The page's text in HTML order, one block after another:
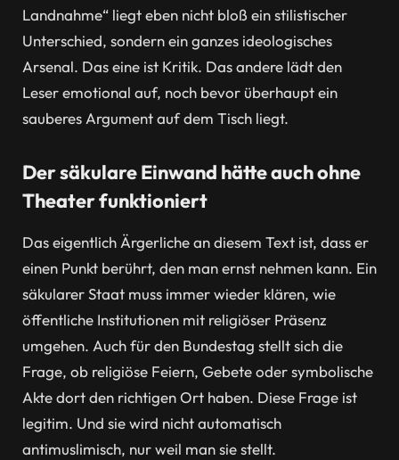
Landnahme“ liegt eben nicht bloß ein stilistischer
Unterschied, sondern ein ganzes ideologisches
Arsenal. Das eine ist Kritik. Das andere lädt den
Leser emotional auf, noch bevor überhaupt ein
sauberes Argument auf dem Tisch liegt.
Der säkulare Einwand hätte auch ohne
Theater funktioniert
Das eigentlich Ärgerliche an diesem Text ist, dass er
einen Punkt berührt, den man ernst nehmen kann. Ein
säkularer Staat muss immer wieder klären, wie
öffentliche Institutionen mit religiöser Präsenz
umgehen. Auch für den Bundestag stellt sich die
Frage, ob religiöse Feiern, Gebete oder symbolische
Akte dort den richtigen Ort haben. Diese Frage ist
legitim. Und sie wird nicht automatisch
antimuslimisch, nur weil man sie stellt.